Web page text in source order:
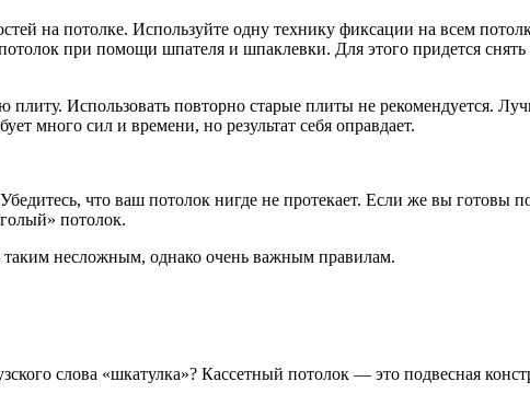
на потолке. Используйте одну технику фиксации на всем
при помощи шпателя и шпаклевки. Для этого придется
Использовать повторно старые плиты не рекомендуется.
много сил и времени, но результат себя оправдает.
что ваш потолок нигде не протекает. Если же вы готовы
потолок.
таким несложным, однако очень важным правилам.
слова «шкатулка»? Кассетный потолок — это подвесная